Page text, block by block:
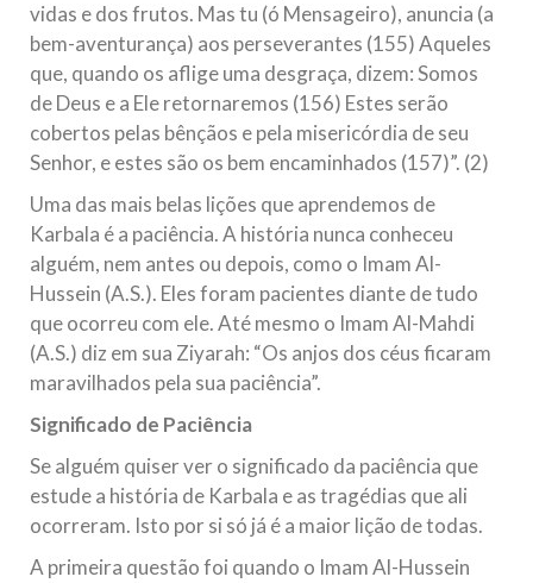
vidas e dos frutos. Mas tu (ó Mensageiro), anuncia (a
bem-aventurança) aos perseverantes (155) Aqueles
que, quando os aflige uma desgraça, dizem: Somos
de Deus e a Ele retornaremos (156) Estes serão
cobertos pelas bênçãos e pela misericórdia de seu
Senhor, e estes são os bem encaminhados (157)”. (2)
Uma das mais belas lições que aprendemos de
Karbala é a paciência. A história nunca conheceu
alguém, nem antes ou depois, como o Imam Al-
Hussein (A.S.). Eles foram pacientes diante de tudo
que ocorreu com ele. Até mesmo o Imam Al-Mahdi
(A.S.) diz em sua Ziyarah: “Os anjos dos céus ficaram
maravilhados pela sua paciência”.
Significado de Paciência
Se alguém quiser ver o significado da paciência que
estude a história de Karbala e as tragédias que ali
ocorreram. Isto por si só já é a maior lição de todas.
A primeira questão foi quando o Imam Al-Hussein